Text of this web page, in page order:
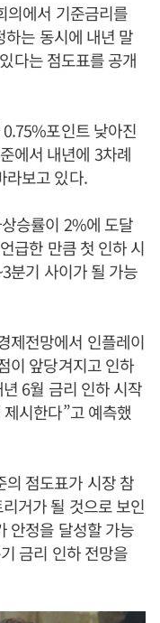
의에서 기준금리를
는 동시에 내년 말
다는 점도표를 공개
포인트 낮아진
에서 내년에 3차례
라보고 있다.
승률이 2%에 도달
급한 만큼 첫 인하 시
분기 사이가 될 가능
제전망에서 인플레이
이 앞당겨지고 인하
6월 금리 인하 시작
시한다”고 예측했
의 점도표가 시장 참
거가 될 것으로 보인
안정을 달성할 가능
금리 인하 전망을